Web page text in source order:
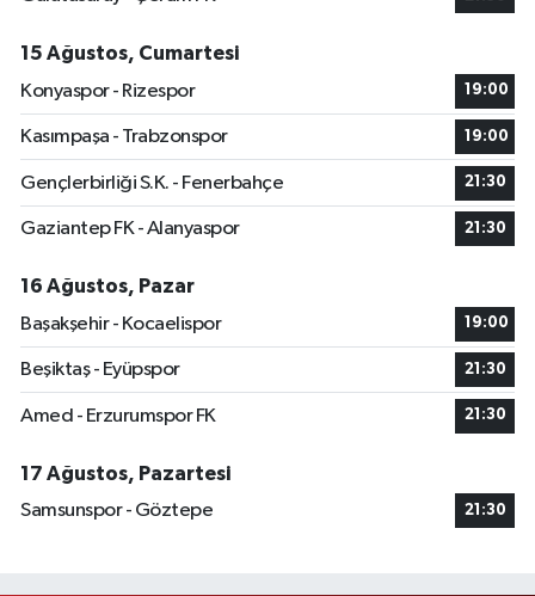
15 Ağustos, Cumartesi
Konyaspor - Rizespor
19:00
Kasımpaşa - Trabzonspor 19:00
Gençlerbirliği S.K. - Fenerbahçe 21:30
Gaziantep FK - Alanyaspor 21:30
16 Ağustos, Pazar
Başakşehir - Kocaelispor
19:00
Beşiktaş - Eyüpspor 21:30
Amed - Erzurumspor FK 21:30
17 Ağustos, Pazartesi
Samsunspor - Göztepe
21:30